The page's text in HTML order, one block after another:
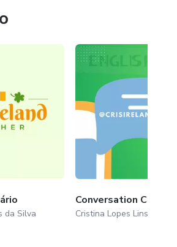
eu vou fazer.
para você!
da Silva
Conversation Class
Cristina Lopes Lins da Silva